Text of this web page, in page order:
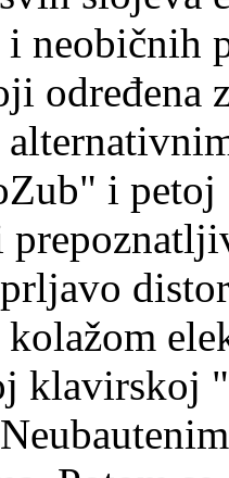
i neobičnih
određena
i petoj
prljavo
klavirskoj